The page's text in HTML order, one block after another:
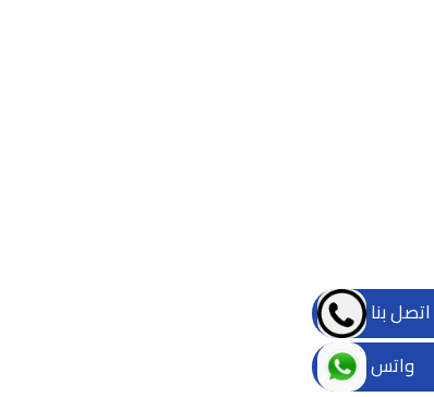
اتصل بنا
واتس